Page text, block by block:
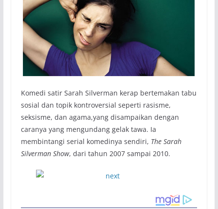
Komedi satir Sarah Silverman kerap bertemakan tabu
sosial dan topik kontroversial seperti rasisme,
seksisme, dan agama,yang disampaikan dengan
caranya yang mengundang gelak tawa. Ia
membintangi serial komedinya sendiri, The Sarah
Silverman Show, dari tahun 2007 sampai 2010.